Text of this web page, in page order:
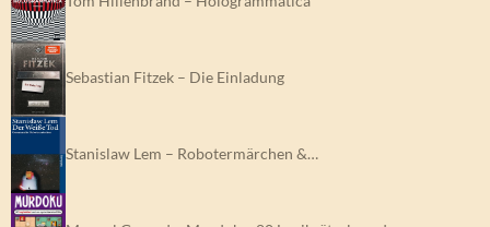
Sebastian Fitzek – Die Einladung
Stanislaw Lem – Robotermärchen &…